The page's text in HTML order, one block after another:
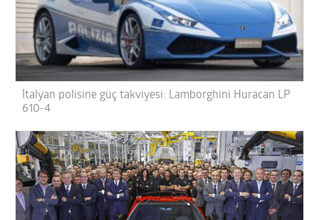
İtalyan polisine güç takviyesi: Lamborghini Huracan LP
610-4